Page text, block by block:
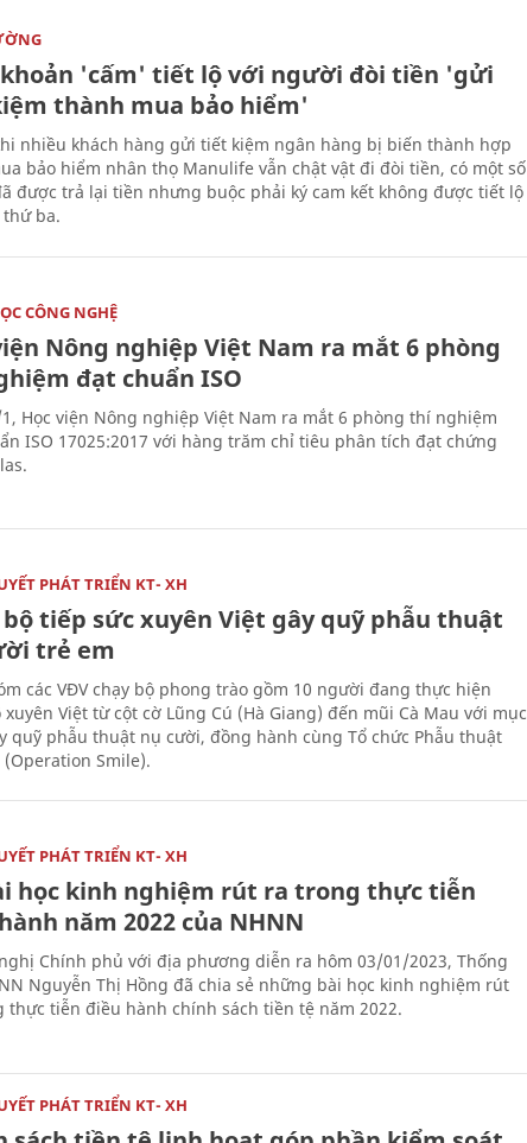
'cấm' tiết lộ với người đòi tiền 'gửi
thành mua bảo hiểm'
nhiều khách hàng gửi tiết kiệm ngân hàng bị biến thành hợp
bảo hiểm nhân thọ Manulife vẫn chật vật đi đòi tiền, có một số
được trả lại tiền nhưng buộc phải ký cam kết không được tiết lộ
ba.
CÔNG NGHỆ
Nông nghiệp Việt Nam ra mắt 6 phòng
đạt chuẩn ISO
Học viện Nông nghiệp Việt Nam ra mắt 6 phòng thí nghiệm
ISO 17025:2017 với hàng trăm chỉ tiêu phân tích đạt chứng
PHÁT TRIỂN KT- XH
bộ tiếp sức xuyên Việt gây quỹ phẫu thuật
trẻ em
các VĐV chạy bộ phong trào gồm 10 người đang thực hiện
xuyên Việt từ cột cờ Lũng Cú (Hà Giang) đến mũi Cà Mau với mục
quỹ phẫu thuật nụ cười, đồng hành cùng Tổ chức Phẫu thuật
Smile).
PHÁT TRIỂN KT- XH
học kinh nghiệm rút ra trong thực tiễn
năm 2022 của NHNN
Chính phủ với địa phương diễn ra hôm 03/01/2023, Thống
Nguyễn Thị Hồng đã chia sẻ những bài học kinh nghiệm rút
thực tiễn điều hành chính sách tiền tệ năm 2022.
PHÁT TRIỂN KT- XH